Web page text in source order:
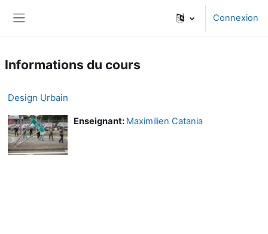
Connexion
Informations du cours
Design Urbain
Enseignant: Maximilien Catania